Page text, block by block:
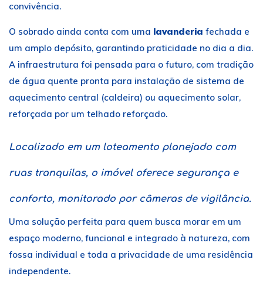
convivência.
O sobrado ainda conta com uma lavanderia fechada e
um amplo depósito, garantindo praticidade no dia a dia.
A infraestrutura foi pensada para o futuro, com tradição
de água quente pronta para instalação de sistema de
aquecimento central (caldeira) ou aquecimento solar,
reforçada por um telhado reforçado.
Localizado em um loteamento planejado com
ruas tranquilas, o imóvel oferece segurança e
conforto, monitorado por câmeras de vigilância.
Uma solução perfeita para quem busca morar em um
espaço moderno, funcional e integrado à natureza, com
fossa individual e toda a privacidade de uma residência
independente.